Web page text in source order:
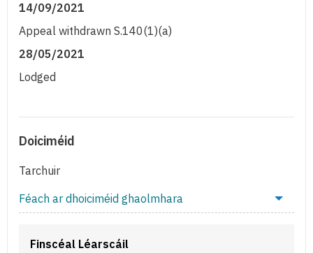
14/09/2021
Appeal withdrawn S.140(1)(a)
28/05/2021
Lodged
Doiciméid
Tarchuir
Féach ar dhoiciméid ghaolmhara
Finscéal Léarscáil